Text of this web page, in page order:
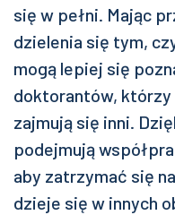
się w pełni. Mając
dzielenia się tym,
mogą lepiej się
doktorantów,
zajmują się inni.
podejmują
aby zatrzymać się
dzieje się w innych